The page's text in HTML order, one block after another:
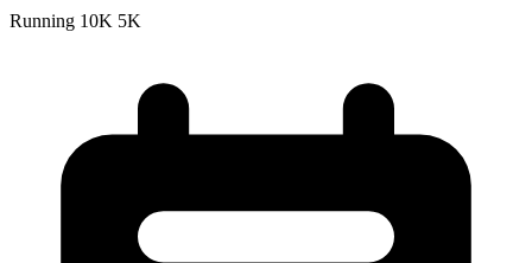
Running 10K 5K